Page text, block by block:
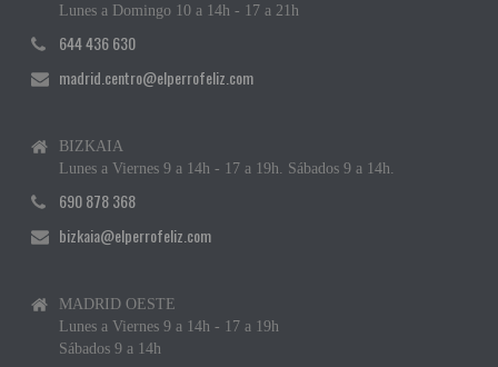
Lunes a Domingo 10 a 14h - 17 a 21h
644 436 630
madrid.centro@elperrofeliz.com
BIZKAIA
Lunes a Viernes 9 a 14h - 17 a 19h. Sábados 9 a 14h.
690 878 368
bizkaia@elperrofeliz.com
MADRID OESTE
Lunes a Viernes 9 a 14h - 17 a 19h
Sábados 9 a 14h